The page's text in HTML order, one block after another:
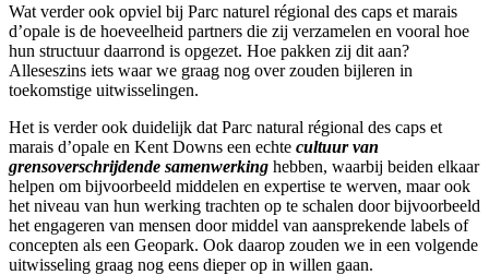
Wat verder ook opviel bij Parc naturel régional des caps et marais
d’opale is de hoeveelheid partners die zij verzamelen en vooral hoe
hun structuur daarrond is opgezet. Hoe pakken zij dit aan?
Alleseszins iets waar we graag nog over zouden bijleren in
toekomstige uitwisselingen.
Het is verder ook duidelijk dat Parc natural régional des caps et
marais d’opale en Kent Downs een echte cultuur van
grensoverschrijdende samenwerking hebben, waarbij beiden elkaar
helpen om bijvoorbeeld middelen en expertise te werven, maar ook
het niveau van hun werking trachten op te schalen door bijvoorbeeld
het engageren van mensen door middel van aansprekende labels of
concepten als een Geopark. Ook daarop zouden we in een volgende
uitwisseling graag nog eens dieper op in willen gaan.